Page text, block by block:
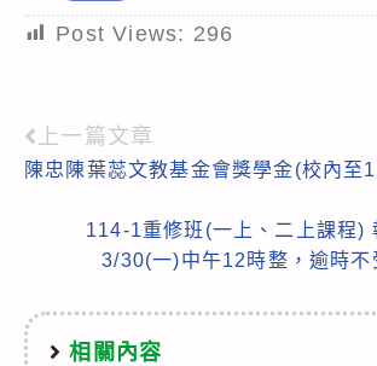
Post Views: 296
Read
more
articles
上一篇文章
陳忠陳葉蕊文教基金會獎學金(校內至
114-1重修班(一上、二上課程)
3/30(一)中午12時整，逾時不
相關內容